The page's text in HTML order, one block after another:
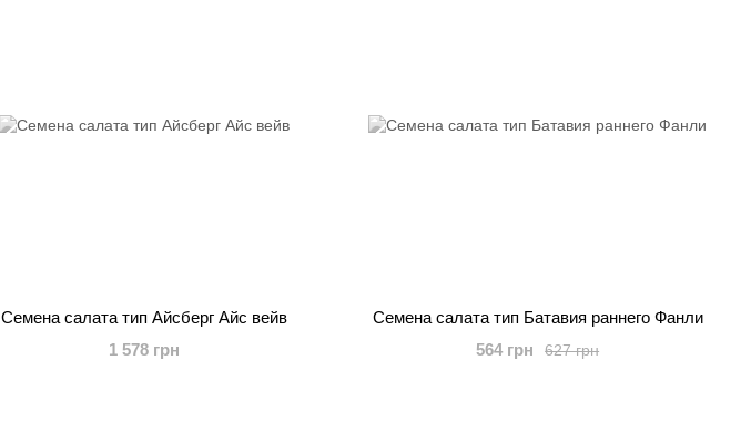
Семена салата тип Айсберг Айс вейв
1 578 грн
Семена салата тип Батавия раннего Фанли
627 грн
564 грн